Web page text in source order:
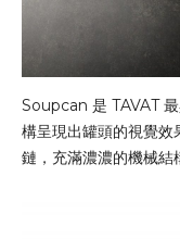
Soupcan 是 TAVAT
構呈現出罐頭的視覺
鏈，充滿濃濃的機械結